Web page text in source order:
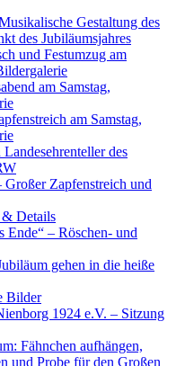
Gestaltung des
des Jubiläumsjahres
und Festumzug am
am Samstag,
am Samstag,
des
Zapfenstreich und
Details
Ende“ – Röschen- und
gehen in die heiße
Bilder
1924 e.V. – Sitzung
Fähnchen aufhängen,
und Probe für den Großen